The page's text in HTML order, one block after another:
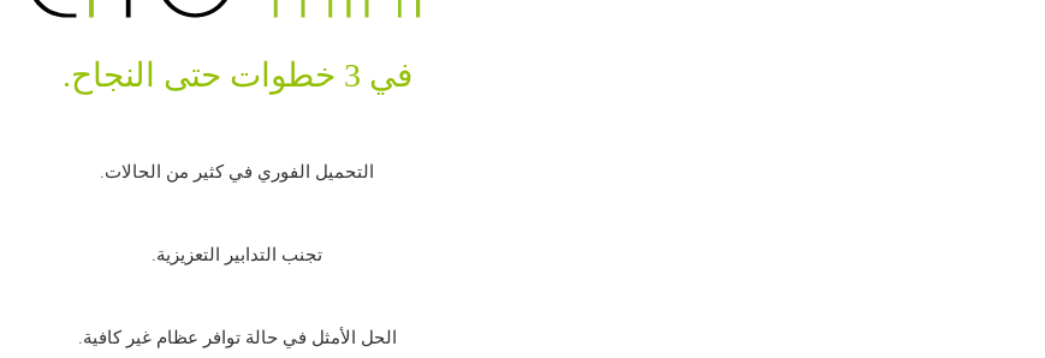
في 3 خطوات حتى النجاح.
التحميل الفوري في كثير من الحالات.
تجنب التدابير التعزيزية.
الحل الأمثل في حالة توافر عظام غير كافية.